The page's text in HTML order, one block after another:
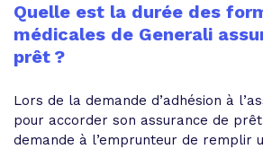
Quelle est la durée des
médicales de Generali
prêt ?
Lors de la demande d’adhésion à
pour accorder son assurance de
demande à l’emprunteur de remplir